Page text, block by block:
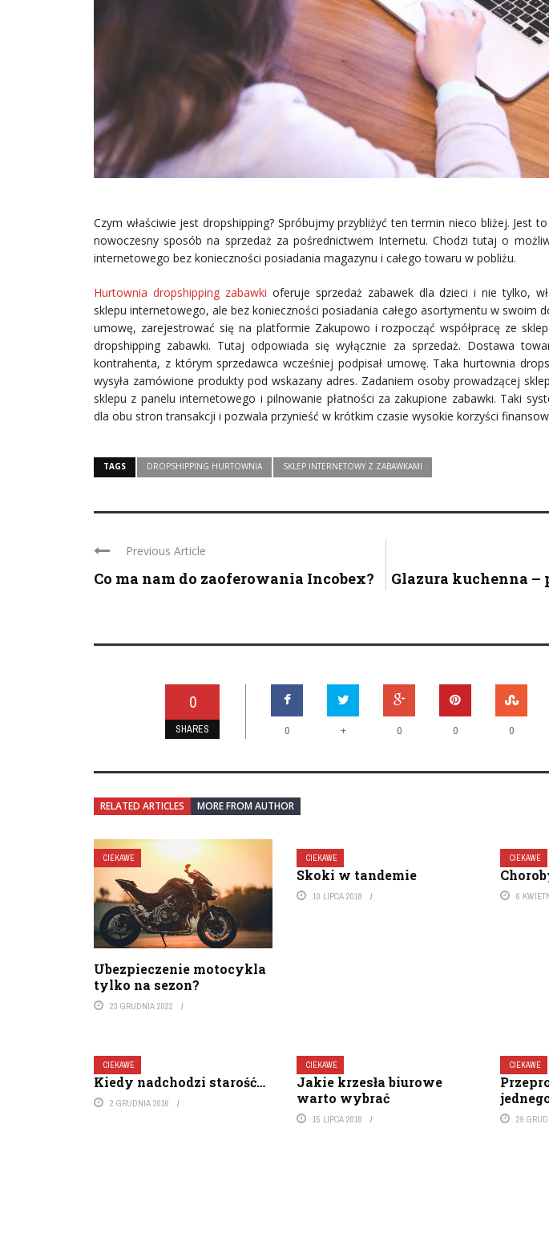
Czym właściwie jest dropshipping? Spróbujmy przybliżyć ten termin nieco bliżej. Jest
nowoczesny sposób na sprzedaż za pośrednictwem Internetu. Chodzi tutaj o
internetowego bez konieczności posiadania magazynu i całego towaru w pobliżu.
Hurtownia dropshipping zabawki oferuje sprzedaż zabawek dla dzieci i nie tylko,
sklepu internetowego, ale bez konieczności posiadania całego asortymentu w swoim
umowę, zarejestrować się na platformie Zakupowo i rozpocząć współpracę ze
dropshipping zabawki. Tutaj odpowiada się wyłącznie za sprzedaż. Dostawa
kontrahenta, z którym sprzedawca wcześniej podpisał umowę. Taka hurtownia
wysyła zamówione produkty pod wskazany adres. Zadaniem osoby prowadzącej
sklepu z panelu internetowego i pilnowanie płatności za zakupione zabawki. Taki
dla obu stron transakcji i pozwala przynieść w krótkim czasie wysokie korzyści
TAGS DROPSHIPPING HURTOWNIA SKLEP INTERNETOWY Z ZABAWKAMI
Previous Article
Co ma nam do zaoferowania Incobex?
Glazura kuchenna –
0
SHARES 0 + 0 0 0
RELATED ARTICLES MORE FROM AUTHOR
CIEKAWE
Ubezpieczenie motocykla
tylko na sezon?
23 GRUDNIA 2022
CIEKAWE
Skoki w tandemie
10 LIPCA 2018
CIEKAWE
6
CIEKAWE
Kiedy nadchodzi starość…
2 GRUDNIA 2016
CIEKAWE
Jakie krzesła biurowe
warto wybrać
15 LIPCA 2018
CIEKAWE
29
DOM I WNĘTRZE
TWOJE
CZTERECH
KUCHNIE
BIELSKO-
Twoje Marzenie
na Zamówienie
możliwości,